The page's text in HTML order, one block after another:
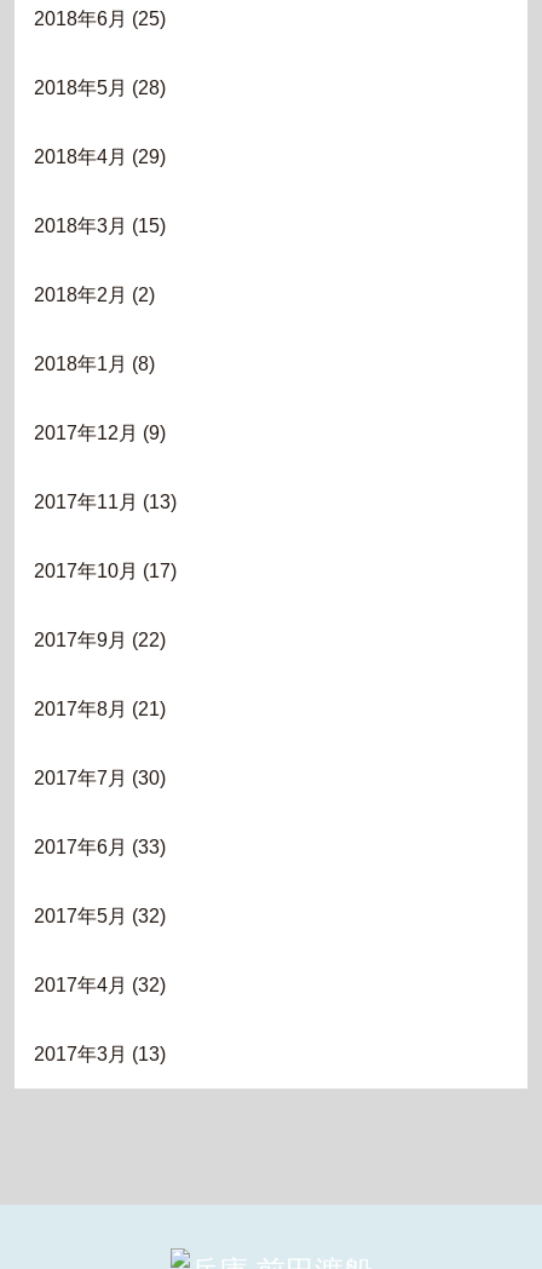
2018年6月 (25)
2018年5月 (28)
2018年4月 (29)
2018年3月 (15)
2018年2月 (2)
2018年1月 (8)
2017年12月 (9)
2017年11月 (13)
2017年10月 (17)
2017年9月 (22)
2017年8月 (21)
2017年7月 (30)
2017年6月 (33)
2017年5月 (32)
2017年4月 (32)
2017年3月 (13)